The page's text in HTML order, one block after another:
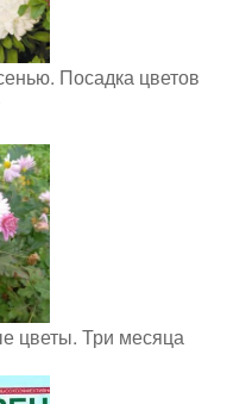
Посадка цветов
цветы. Три месяца